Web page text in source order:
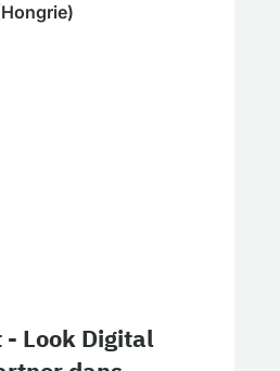
Look Digital